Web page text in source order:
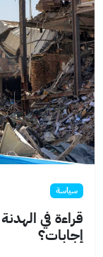
سياسة
قراءة في
إجابات؟